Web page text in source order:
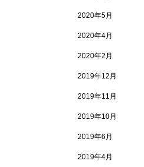
2020年5月
2020年4月
2020年2月
2019年12月
2019年11月
2019年10月
2019年6月
2019年4月